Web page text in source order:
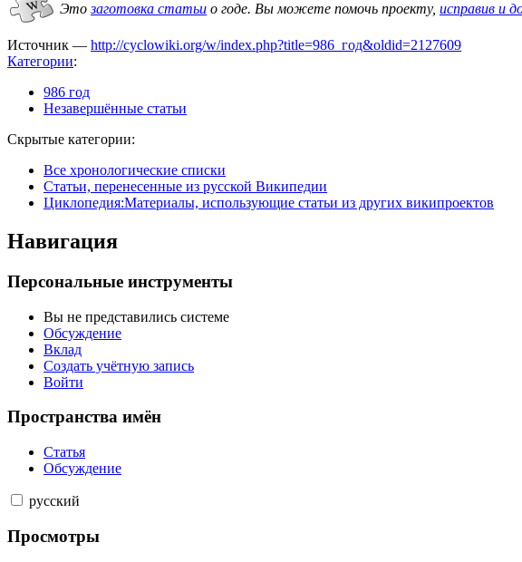
Этозаготовка статьи о годе. Вы можете помочь проекту, исправив и
Источник — http://cyclowiki.org/w/index.php?title=986_год&oldid=2127609
Категории:
986 год
Незавершённые статьи
Скрытые категории:
Все хронологические списки
Статьи, перенесенные из русской Википедии
Циклопедия:Материалы, использующие статьи из других википроектов
Навигация
Персональные инструменты
Вы не представились системе
Обсуждение
Вклад
Создать учётную запись
Войти
Пространства имён
Статья
Обсуждение
русский
Просмотры